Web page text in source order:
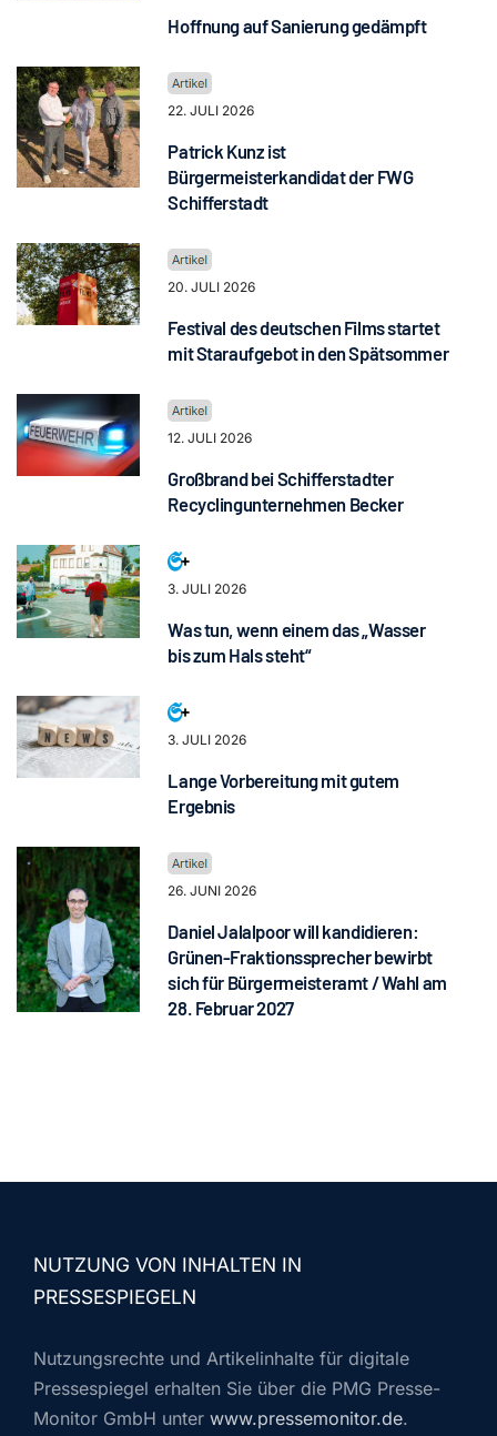
Hoffnung auf Sanierung gedämpft
22. JULI 2026
Patrick Kunz ist
Bürgermeisterkandidat der FWG
Schifferstadt
20. JULI 2026
Festival des deutschen Films startet
mit Staraufgebot in den Spätsommer
12. JULI 2026
Großbrand bei Schifferstadter
Recyclingunternehmen Becker
3. JULI 2026
Was tun, wenn einem das „Wasser
bis zum Hals steht“
3. JULI 2026
Lange Vorbereitung mit gutem
Ergebnis
26. JUNI 2026
Daniel Jalalpoor will kandidieren:
Grünen-Fraktionssprecher bewirbt
sich für Bürgermeisteramt / Wahl am
28. Februar 2027
NUTZUNG VON INHALTEN IN
PRESSESPIEGELN
Nutzungsrechte und Artikelinhalte für digitale
Pressespiegel erhalten Sie über die PMG Presse-
Monitor GmbH unter www.pressemonitor.de.